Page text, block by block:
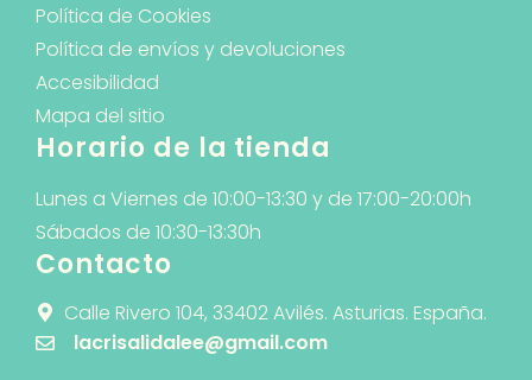
Política de Cookies
Política de envíos y devoluciones
Accesibilidad
Mapa del sitio
Horario de la tienda
Lunes a Viernes de 10:00-13:30 y de 17:00-20:00h
Sábados de 10:30-13:30h
Contacto
Calle Rivero 104, 33402 Avilés. Asturias. España.
lacrisalidalee@gmail.com